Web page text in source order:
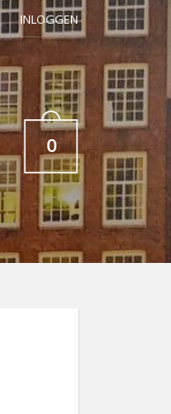
INLOGGEN
0